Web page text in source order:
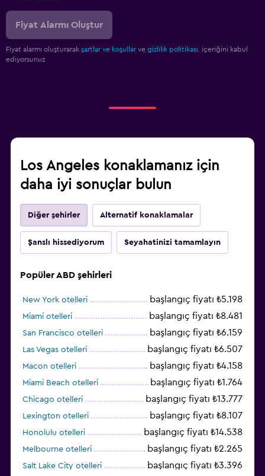
Fiyat Alarmı Oluştur
Fiyat alarmı oluşturarak şartlar ve koşullar ve gizlilik politikası.
içeriğini kabul
ediyorsunuz
Los Angeles konaklamanız için
daha iyi sonuçlar bulun
Diğer şehirler Alternatif konaklamalar
Şanslı hissediyorum Seyahatinizi tamamlayın
Popüler ABD şehirleri
New York otelleri başlangıç fiyatı ₺5.198
Miami otelleri başlangıç fiyatı ₺8.481
San Francisco otelleri başlangıç fiyatı ₺6.159
Las Vegas otelleri başlangıç fiyatı ₺6.507
Macon otelleri başlangıç fiyatı ₺4.158
Miami Beach otelleri başlangıç fiyatı ₺1.764
Chicago otelleri başlangıç fiyatı ₺13.777
Lexington otelleri başlangıç fiyatı ₺8.107
Honolulu otelleri başlangıç fiyatı ₺14.538
Melbourne otelleri başlangıç fiyatı ₺2.265
Salt Lake City otelleri başlangıç fiyatı ₺3.396